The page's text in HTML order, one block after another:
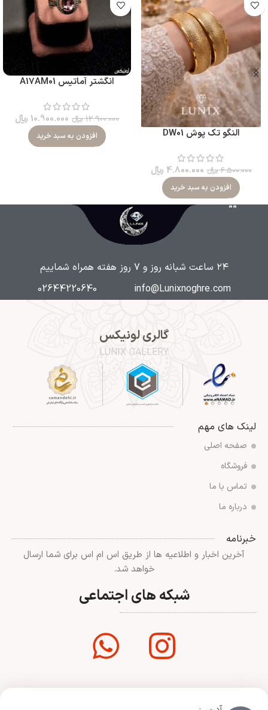
النگو تک پوش DW01
6.500.000﷼ 4.800.000 ﷼
افزودن به سبد خرید
انگشتر آماتیس A17AM01
12.900.000﷼ 10.900.000 ﷼
افزودن به سبد خرید
۲۴ ساعت شبانه روز و ۷ روز هفته همراه شماییم
info@Lunixnoghre.com
02644220640
گالری لونیکس
LUNIX GALLERY
لینک های مهم
صفحه اصلی
فروشگاه
تماس با ما
درباره ما
خبرنامه
آخرین اخبار و اطلاعیه ها از طریق اس ام اس برای شما ارسال
خواهد شد.
شبکه های اجتماعی